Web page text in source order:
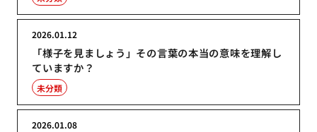
「様子を見ましょう」その言葉の本当の意味を理解し
ていますか？
2026.01.12
未分類
2026.01.08